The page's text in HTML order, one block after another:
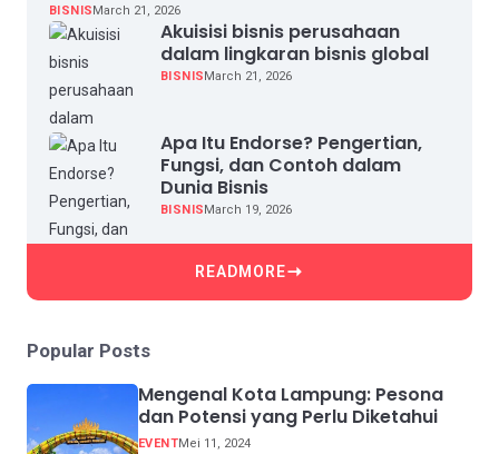
BISNISMarch 21, 2026
Akuisisi bisnis perusahaan
dalam lingkaran bisnis global
BISNISMarch 21, 2026
Apa Itu Endorse? Pengertian,
Fungsi, dan Contoh dalam
Dunia Bisnis
BISNISMarch 19, 2026
READMORE
Popular Posts
Mengenal Kota Lampung: Pesona
dan Potensi yang Perlu Diketahui
EVENTMei 11, 2024